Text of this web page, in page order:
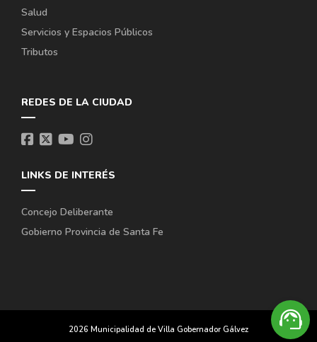
support_agent ¿Necesitás ayuda?
Salud
Servicios y Espacios Públicos
Tributos
REDES DE LA CIUDAD
LINKS DE INTERÉS
Concejo Deliberante
Gobierno Provincia de Santa Fe
2026 Municipalidad de Villa Gobernador Gálvez